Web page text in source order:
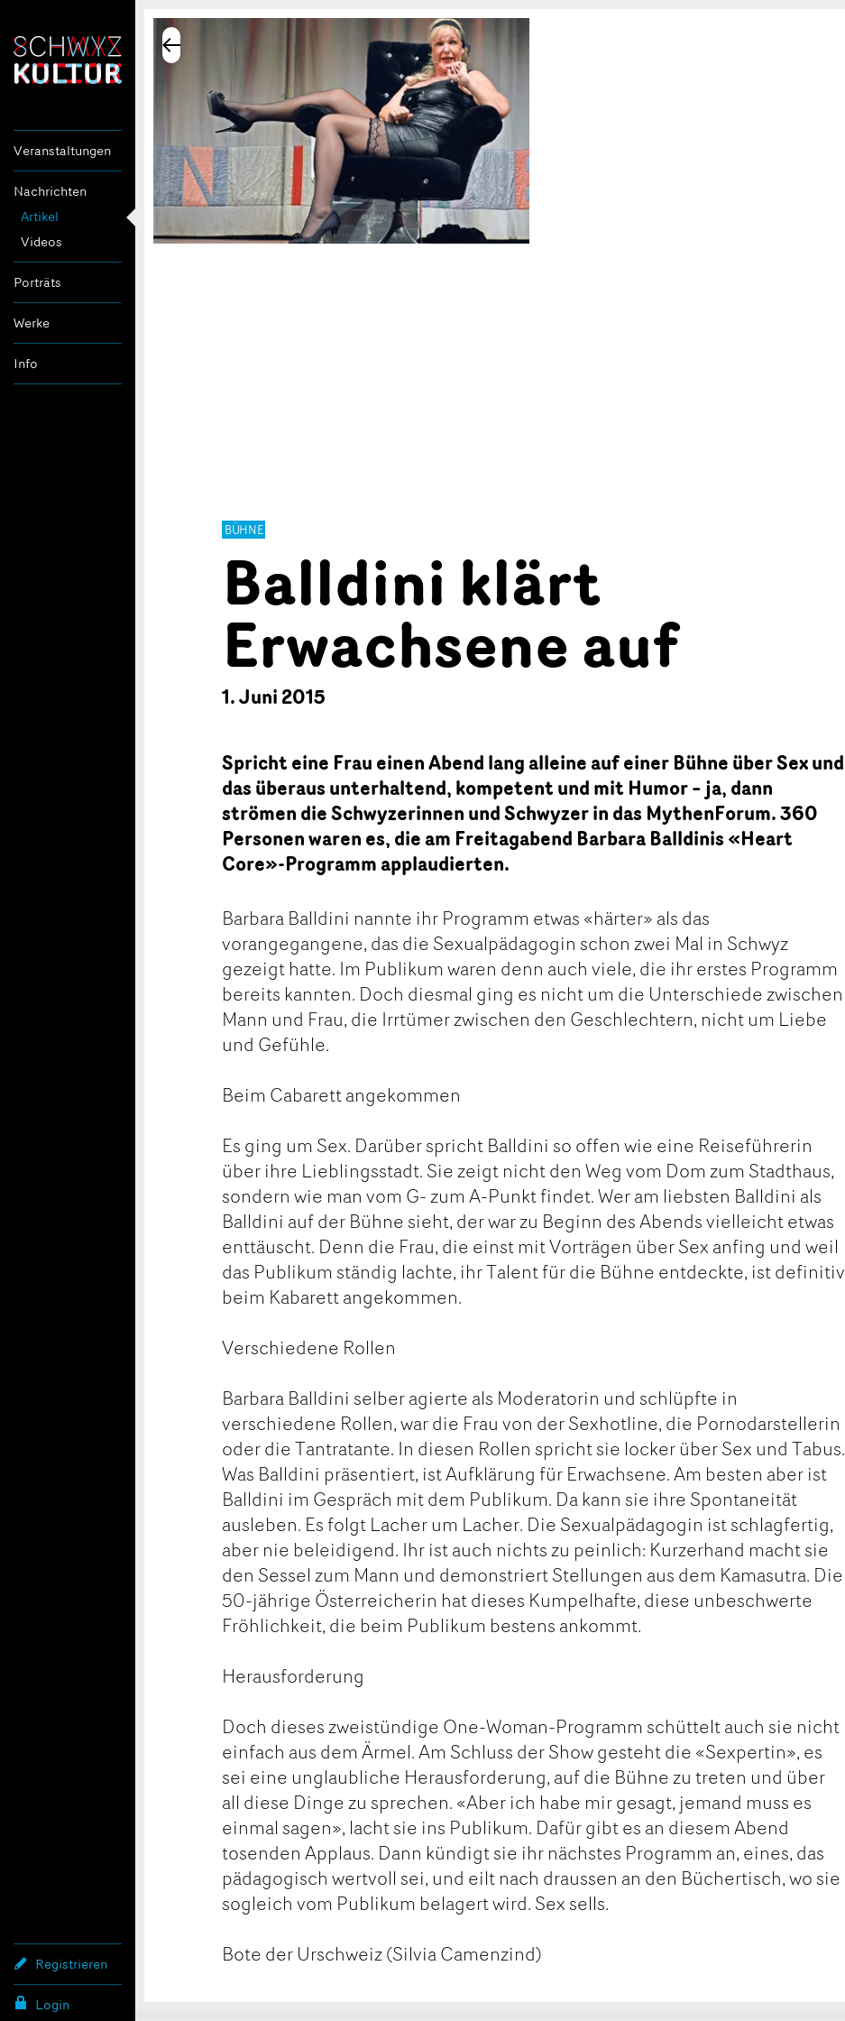
Veranstaltungen
Nachrichten
Artikel
Videos
Porträts
Werke
Info
Registrieren
Login
BÜHNE
Balldini klärt
Erwachsene auf
1. Juni 2015
Spricht eine Frau einen Abend lang alleine auf einer Bühne über Sex und
das überaus unterhaltend, kompetent und mit Humor – ja, dann
strömen die Schwyzerinnen und Schwyzer in das MythenForum. 360
Personen waren es, die am Freitagabend Barbara Balldinis «Heart
Core»-Programm applaudierten.
Barbara Balldini nannte ihr Programm etwas «härter» als das
vorangegangene, das die Sexualpädagogin schon zwei Mal in Schwyz
gezeigt hatte. Im Publikum waren denn auch viele, die ihr erstes Programm
bereits kannten. Doch diesmal ging es nicht um die Unterschiede zwischen
Mann und Frau, die Irrtümer zwischen den Geschlechtern, nicht um Liebe
und Gefühle.
Beim Cabarett angekommen
Es ging um Sex. Darüber spricht Balldini so offen wie eine Reiseführerin
über ihre Lieblingsstadt. Sie zeigt nicht den Weg vom Dom zum Stadthaus,
sondern wie man vom G- zum A-Punkt findet. Wer am liebsten Balldini als
Balldini auf der Bühne sieht, der war zu Beginn des Abends vielleicht etwas
enttäuscht. Denn die Frau, die einst mit Vorträgen über Sex anfing und weil
das Publikum ständig lachte, ihr Talent für die Bühne entdeckte, ist definitiv
beim Kabarett angekommen.
Verschiedene Rollen
Barbara Balldini selber agierte als Moderatorin und schlüpfte in
verschiedene Rollen, war die Frau von der Sexhotline, die Pornodarstellerin
oder die Tantratante. In diesen Rollen spricht sie locker über Sex und Tabus.
Was Balldini präsentiert, ist Aufklärung für Erwachsene. Am besten aber ist
Balldini im Gespräch mit dem Publikum. Da kann sie ihre Spontaneität
ausleben. Es folgt Lacher um Lacher. Die Sexualpädagogin ist schlagfertig,
aber nie beleidigend. Ihr ist auch nichts zu peinlich: Kurzerhand macht sie
den Sessel zum Mann und demonstriert Stellungen aus dem Kamasutra. Die
50-jährige Österreicherin hat dieses Kumpelhafte, diese unbeschwerte
Fröhlichkeit, die beim Publikum bestens ankommt.
Herausforderung
Doch dieses zweistündige One-Woman-Programm schüttelt auch sie nicht
einfach aus dem Ärmel. Am Schluss der Show gesteht die «Sexpertin», es
sei eine unglaubliche Herausforderung, auf die Bühne zu treten und über
all diese Dinge zu sprechen. «Aber ich habe mir gesagt, jemand muss es
einmal sagen», lacht sie ins Publikum. Dafür gibt es an diesem Abend
tosenden Applaus. Dann kündigt sie ihr nächstes Programm an, eines, das
pädagogisch wertvoll sei, und eilt nach draussen an den Büchertisch, wo sie
sogleich vom Publikum belagert wird. Sex sells.
Bote der Urschweiz (Silvia Camenzind)